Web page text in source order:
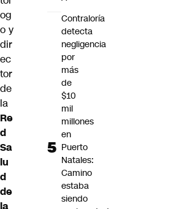
og
o y
dir
ec
tor
de
la
Re
d
Sa
lu
d
de
la
Contraloría
detecta
negligencia
por
más
de
$10
mil
millones
en
Puerto
Natales:
Camino
estaba
siendo